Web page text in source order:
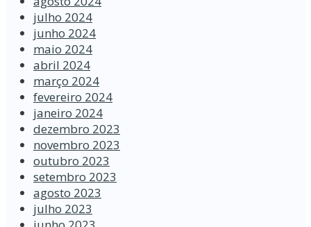
julho 2024
junho 2024
maio 2024
abril 2024
março 2024
fevereiro 2024
janeiro 2024
dezembro 2023
novembro 2023
outubro 2023
setembro 2023
agosto 2023
julho 2023